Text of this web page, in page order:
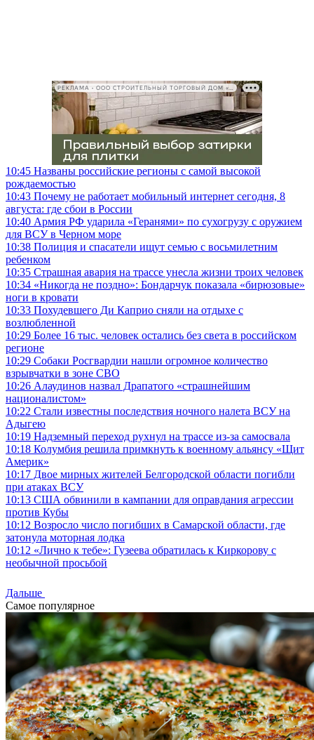
РЕКЛАМА • ООО СТРОИТЕЛЬНЫЙ ТОРГОВЫЙ ДОМ «ПЕТРОВИЧ», ИНН 7802348846
10:45 Названы российские регионы с самой высокой
рождаемостью
10:43 Почему не работает мобильный интернет сегодня, 8
августа: где сбои в России
10:40 Армия РФ ударила «Геранями» по сухогрузу с оружием
для ВСУ в Черном море
10:38 Полиция и спасатели ищут семью с восьмилетним
ребенком
10:35 Страшная авария на трассе унесла жизни троих человек
10:34 «Никогда не поздно»: Бондарчук показала «бирюзовые»
ноги в кровати
10:33 Похудевшего Ди Каприо сняли на отдыхе с
возлюбленной
10:29 Более 16 тыс. человек остались без света в российском
регионе
10:29 Собаки Росгвардии нашли огромное количество
взрывчатки в зоне СВО
10:26 Алаудинов назвал Драпатого «страшнейшим
националистом»
10:22 Стали известны последствия ночного налета ВСУ на
Адыгею
10:19 Надземный переход рухнул на трассе из-за самосвала
10:18 Колумбия решила примкнуть к военному альянсу «Щит
Америк»
10:17 Двое мирных жителей Белгородской области погибли
при атаках ВСУ
10:13 США обвинили в кампании для оправдания агрессии
против Кубы
10:12 Возросло число погибших в Самарской области, где
затонула моторная лодка
10:12 «Лично к тебе»: Гузеева обратилась к Киркорову с
необычной просьбой
Дальше
Самое популярное